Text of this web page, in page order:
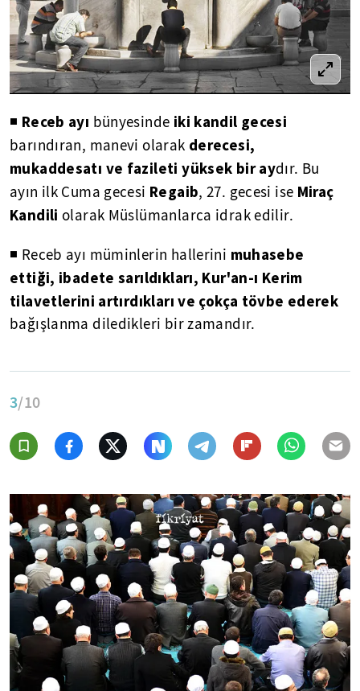
◾ Receb ayı bünyesinde iki kandil gecesi
barındıran, manevi olarak derecesi,
mukaddesatı ve fazileti yüksek bir aydır. Bu
ayın ilk Cuma gecesi Regaib, 27. gecesi ise Miraç
Kandili olarak Müslümanlarca idrak edilir.
◾ Receb ayı müminlerin hallerini muhasebe
ettiği, ibadete sarıldıkları, Kur'an-ı Kerim
tilavetlerini artırdıkları ve çokça tövbe ederek
bağışlanma diledikleri bir zamandır.
3/10